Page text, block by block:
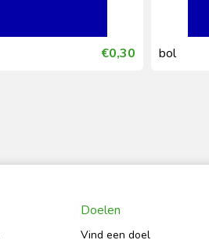
€0,30 bol
Doelen
Vind een doel